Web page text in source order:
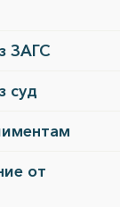
ЗАГС
суд
от